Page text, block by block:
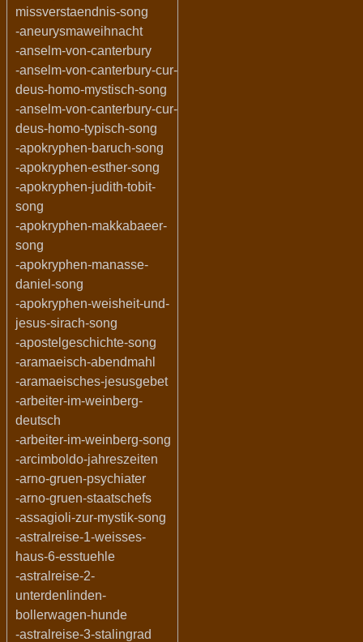
missverstaendnis-song
-aneurysmaweihnacht
-anselm-von-canterbury
-anselm-von-canterbury-cur-
deus-homo-mystisch-song
-anselm-von-canterbury-cur-
deus-homo-typisch-song
-apokryphen-baruch-song
-apokryphen-esther-song
-apokryphen-judith-tobit-
song
-apokryphen-makkabaeer-
song
-apokryphen-manasse-
daniel-song
-apokryphen-weisheit-und-
jesus-sirach-song
-apostelgeschichte-song
-aramaeisch-abendmahl
-aramaeisches-jesusgebet
-arbeiter-im-weinberg-
deutsch
-arbeiter-im-weinberg-song
-arcimboldo-jahreszeiten
-arno-gruen-psychiater
-arno-gruen-staatschefs
-assagioli-zur-mystik-song
-astralreise-1-weisses-
haus-6-esstuehle
-astralreise-2-
unterdenlinden-
bollerwagen-hunde
-astralreise-3-stalingrad